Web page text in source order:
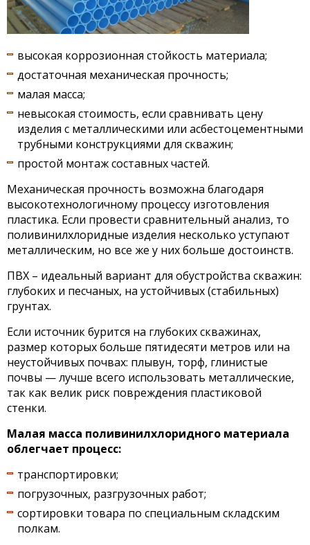
высокая коррозионная стойкость материала;
достаточная механическая прочность;
малая масса;
невысокая стоимость, если сравнивать цену
изделия с металлическими или асбестоцементными
трубными конструкциями для скважин;
простой монтаж составных частей.
Механическая прочность возможна благодаря
высокотехнологичному процессу изготовления
пластика. Если провести сравнительный анализ, то
поливинилхлоридные изделия несколько уступают
металлическим, но все же у них больше достоинств.
ПВХ – идеальный вариант для обустройства скважин:
глубоких и песчаных, на устойчивых (стабильных)
грунтах.
Если источник бурится на глубоких скважинах,
размер которых больше пятидесяти метров или на
неустойчивых почвах: плывун, торф, глинистые
почвы — лучше всего использовать металлические,
так как велик риск повреждения пластиковой
стенки.
Малая масса поливинилхлоридного материала
облегчает процесс:
транспортировки;
погрузочных, разгрузочных работ;
сортировки товара по специальным складским
полкам.